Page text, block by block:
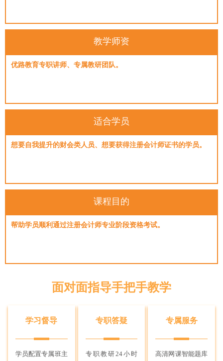
教学师资
优路教育专职讲师、专属教研团队。
适合学员
想要自我提升的财会类人员、想要获得注册会计师证书的学员。
课程目的
帮助学员顺利通过注册会计师专业阶段资格考试。
面对面指导手把手教学
学习督导
学员配置专属班主
专职答疑
专职教研24小时
专属服务
高清网课智能题库